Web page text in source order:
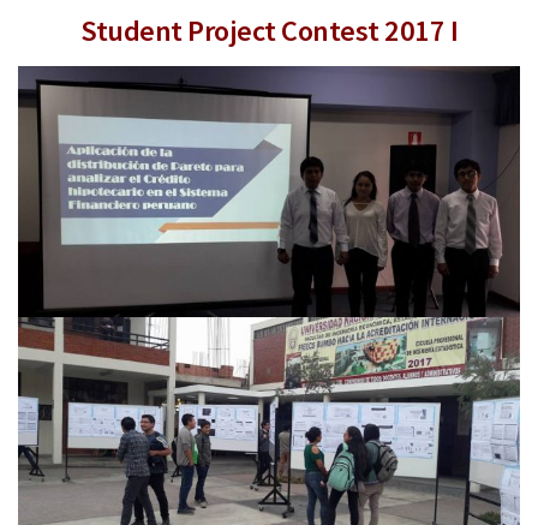
Student Project Contest 2017 I